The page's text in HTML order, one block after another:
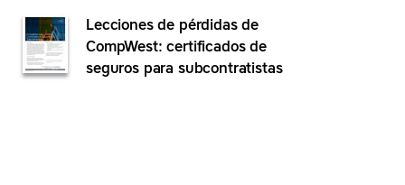
Lecciones de pérdidas de
CompWest: certificados de
seguros para subcontratistas